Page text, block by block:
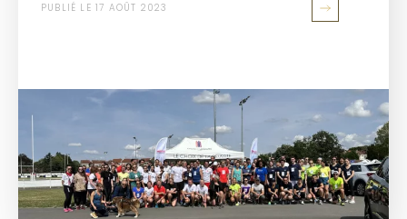
PUBLIÉ LE 17 AOÛT 2023